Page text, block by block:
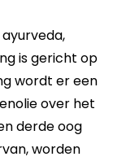
is gericht op
wordt er een
over het
derde oog
worden